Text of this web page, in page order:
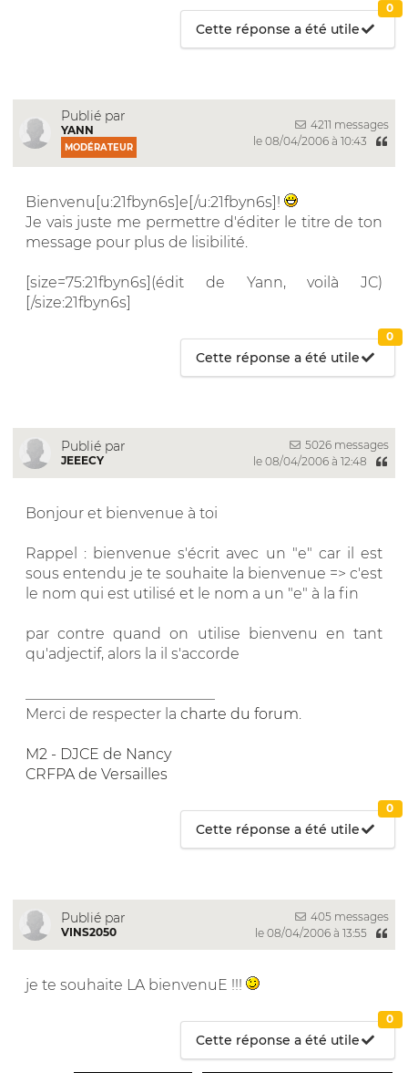
Cette réponse a été utile
0
Publié par
YANN
MODÉRATEUR
4211 messages
le 08/04/2006 à 10:43
Bienvenu[u:21fbyn6s]e[/u:21fbyn6s]!
Je vais juste me permettre d'éditer le titre de ton
message pour plus de lisibilité.
[size=75:21fbyn6s](édit de Yann, voilà JC)
[/size:21fbyn6s]
Cette réponse a été utile
0
Publié par
JEEECY
5026 messages
le 08/04/2006 à 12:48
Bonjour et bienvenue à toi
Rappel : bienvenue s'écrit avec un "e" car il est
sous entendu je te souhaite la bienvenue => c'est
le nom qui est utilisé et le nom a un "e" à la fin
par contre quand on utilise bienvenu en tant
qu'adjectif, alors la il s'accorde
Merci de respecter la charte du forum
M2 - DJCE de Nancy
CRFPA de Versailles
Cette réponse a été utile
0
Publié par
VINS2050
405 messages
le 08/04/2006 à 13:55
je te souhaite LA bienvenuE !!!
Cette réponse a été utile
0